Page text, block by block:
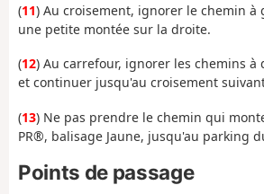
(11) Au croisement, ignorer le chemin à
une petite montée sur la droite.
(12) Au carrefour, ignorer les chemins à
et continuer jusqu'au croisement
(13) Ne pas prendre le chemin qui
PR®, balisage Jaune, jusqu'au parking
Points de passage